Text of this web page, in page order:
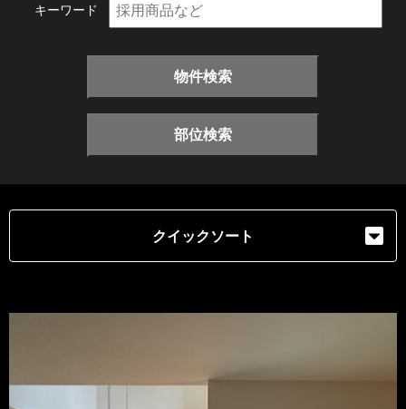
キーワード
物件検索
部位検索
クイックソート